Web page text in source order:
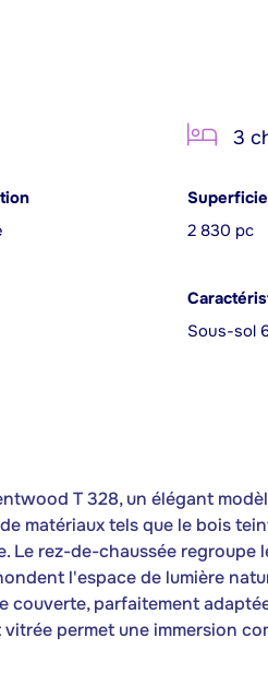
3
2 830 pc
Sous-sol
T 328, un élégant
matériaux tels que le bois
Le rez-de-chaussée regroupe
l'espace de lumière
couverte, parfaitement
permet une immersion